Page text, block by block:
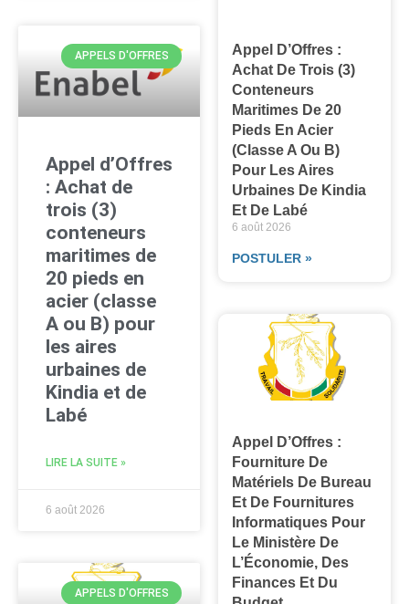
APPELS D'OFFRES
Appel d’Offres
: Achat de
trois (3)
conteneurs
maritimes de
20 pieds en
acier (classe
A ou B) pour
les aires
urbaines de
Kindia et de
Labé
LIRE LA SUITE »
6 août 2026
APPELS D'OFFRES
Appel D’Offres :
Achat De Trois (3)
Conteneurs
Maritimes De 20
Pieds En Acier
(classe A Ou B)
Pour Les Aires
Urbaines De Kindia
Et De Labé
6 août 2026
POSTULER »
Appel D’Offres :
Fourniture De
Matériels De Bureau
Et De Fournitures
Informatiques Pour
Le Ministère De
L’Économie, Des
Finances Et Du